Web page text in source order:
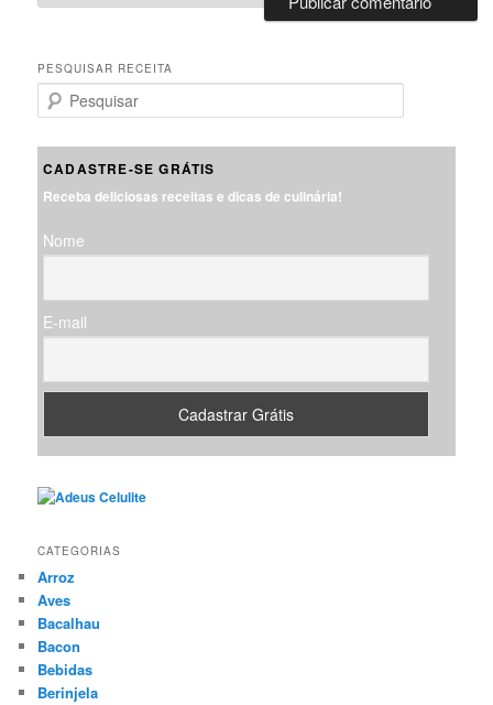
PESQUISAR RECEITA
e
u
a
CADASTRE-SE GRÁTIS
Receba deliciosas receitas e dicas de culinária!
Nome
E-mail
CATEGORIAS
Arroz
Aves
Bacalhau
Bacon
Bebidas
Berinjela